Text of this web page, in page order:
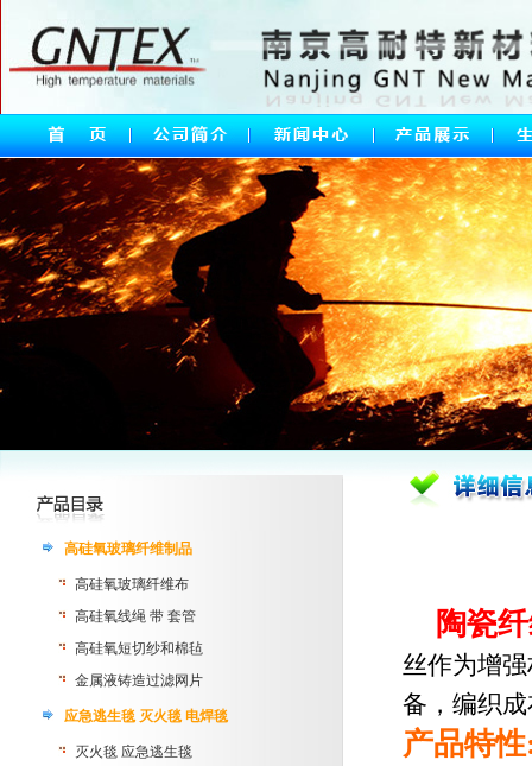
高硅氧玻璃纤维制品
高硅氧玻璃纤维布
高硅氧线绳 带 套管
高硅氧短切纱和棉毡
金属液铸造过滤网片
应急逃生毯 灭火毯 电焊毯
灭火毯 应急逃生毯
陶瓷纤
丝作为增
备，编织
产品特